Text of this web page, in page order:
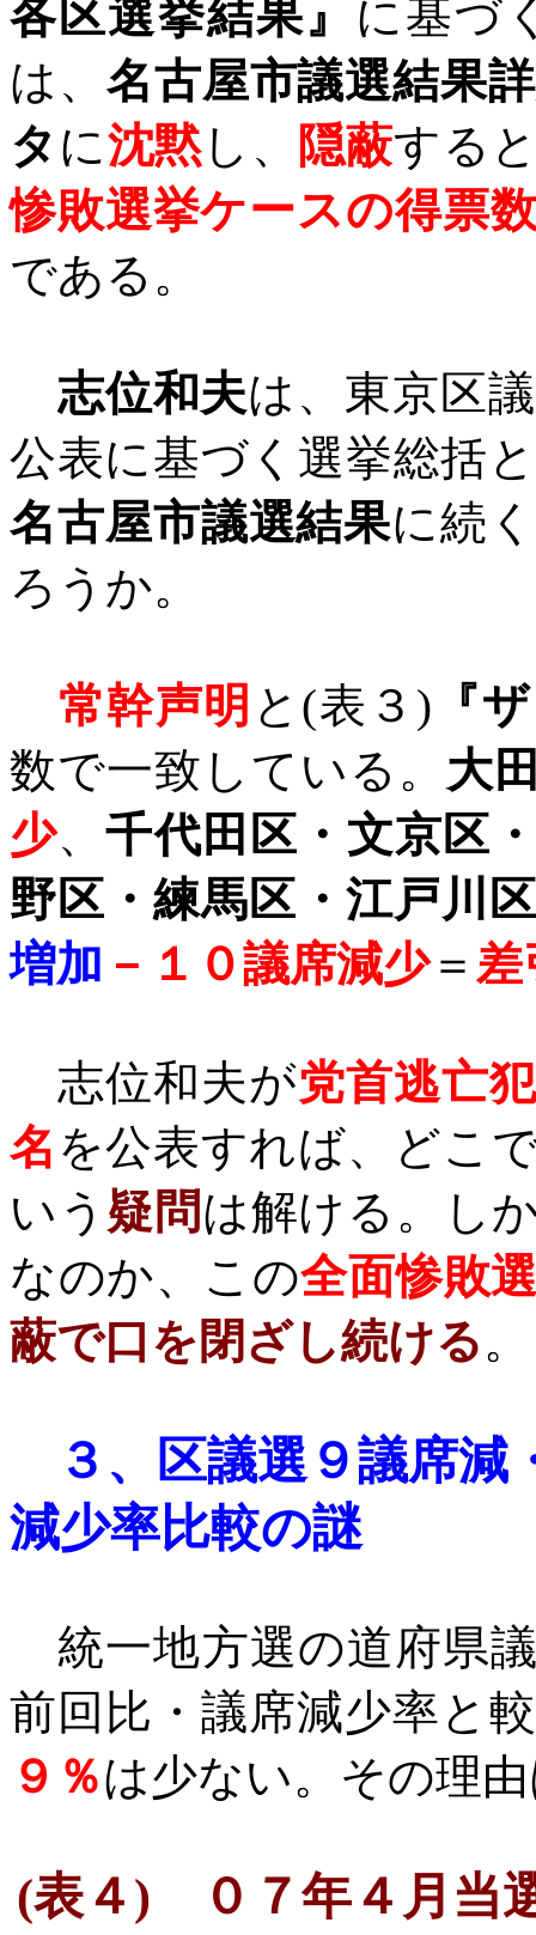
各区選挙結果』 に基づ
は、 名古屋市議選結果
タ に沈黙し、 隠蔽する
惨敗選挙ケースの得票
である。
志位和夫は、東京区
公表に基づく選挙総括
名古屋市議選結果に続
ろうか。
常幹声明 と (表３ ) 『
数で一致している。 大
少、千代田区・文京区
野区・練馬区・江戸川区
増加 －１０議席減少＝ 差
志位和夫が党首逃亡
名 を公表すれば、どこ
いう 疑問は解ける。し
なのか、この全面惨敗
蔽で口を閉ざし続ける。
３、
区議選９議席
減少率比較の謎
統一地方選の道府県
前回比・議席減少率と
９％は少ない。その理
(表４) ０７年４月当